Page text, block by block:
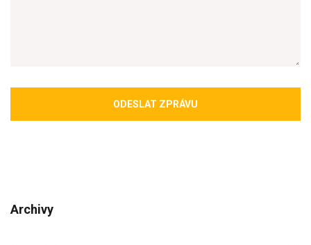
ODESLAT ZPRÁVU
Archivy